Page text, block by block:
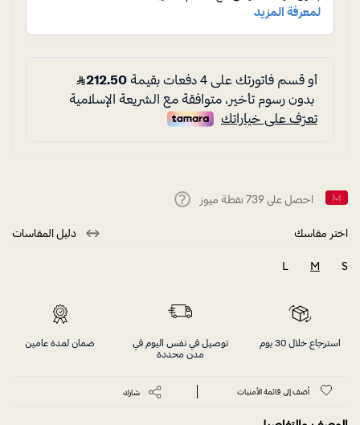
احصل على 739 نقطة ميوز
اختر مقاسك
دليل المقاسات
S
M
L
استرجاع خلال 30 يوم
توصيل في نفس اليوم في
مدن محددة
ضمان لمدة عامين
أضف إلى قائمة الأمنيات شارك